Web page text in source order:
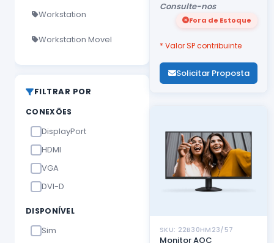
Workstation
Workstation Movel
FILTRAR POR
CONEXÕES
DisplayPort
HDMI
VGA
DVI-D
DISPONÍVEL
Sim
Consulte-nos
Fora de Estoque
* Valor SP contribuinte
Solicitar Proposta
SKU: 22B30HM23/57
Monitor AOC